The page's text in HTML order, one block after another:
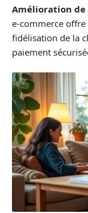
Amélioration
e-commerce
fidélisation de la
paiement